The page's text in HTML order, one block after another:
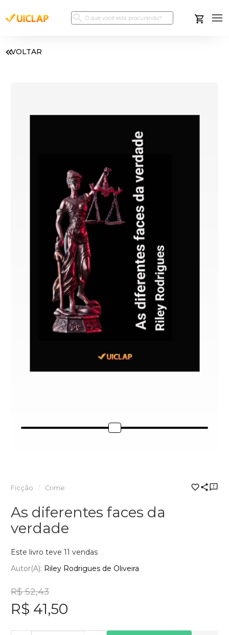
VOLTAR
Ficção Crime
As diferentes faces da
verdade
Este livro teve 11 vendas
Autor(a): Riley Rodrigues de Oliveira
R$ 52,43
R$ 41,50